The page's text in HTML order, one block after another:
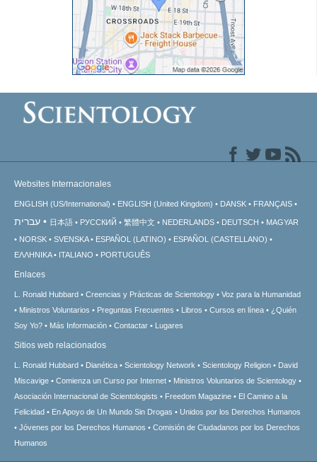
Websites Internacionales
ENGLISH (US/International) ENGLISH (United Kingdom) DANSK FRANÇAIS
עברית 日本語 РУССКИЙ 繁體中文 NEDERLANDS DEUTSCH
MAGYAR
NORSK
SVENSKA ESPAÑOL (LATINO)
ESPAÑOL (CASTELLANO)
ΕΛΛΗΝΙΚA
ITALIANO PORTUGUÊS
Enlaces
L. Ronald Hubbard Creencias y Prácticas de Scientology
Voz para la Humanidad
Ministros Voluntarios
Preguntas Frecuentes Libros Cursos en línea
¿Quién
Soy Yo?
Más Información Contactar Lugares
Sitios web relacionados
L. Ronald Hubbard Dianética Scientology Network Scientology Religion
David
Miscavige
Comienza un Curso por Internet
Ministros Voluntarios de Scientology
Asociación Internacional de Scientologists
Freedom Magazine
El Camino a la
Felicidad
En Apoyo de Un Mundo Sin Drogas
Unidos por los Derechos Humanos
Jóvenes por los Derechos Humanos
Comisión de Ciudadanos por los Derechos
Humanos